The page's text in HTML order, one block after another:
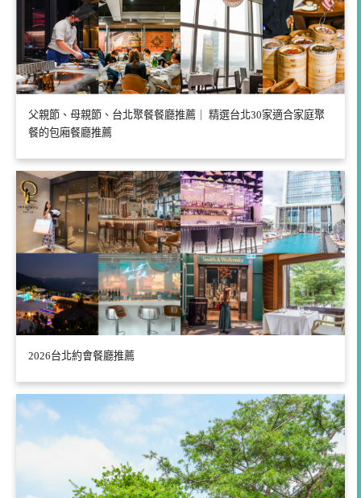
父親節、母親節、台北聚餐餐廳推薦｜ 精選台北30家適合家庭聚
餐的包廂餐廳推薦
2026台北約會餐廳推薦